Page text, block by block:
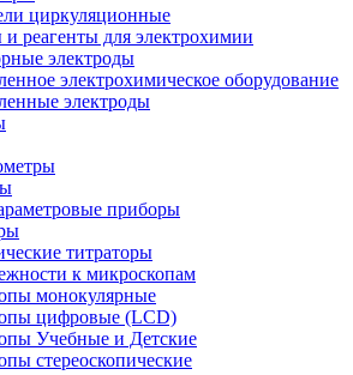
циркуляционные
и реагенты для электрохимии
электроды
электрохимическое оборудование
электроды
приборы
титраторы
к микроскопам
монокулярные
цифровые (LCD)
Учебные и Детские
стереоскопические